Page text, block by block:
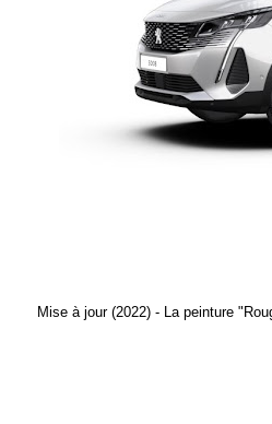
Mise à jour (2022) - La peinture